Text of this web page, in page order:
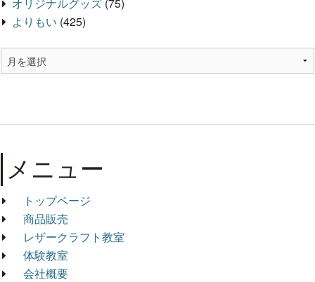
よりもい (425)
メニュー
トップページ
商品販売
レザークラフト教室
体験教室
会社概要